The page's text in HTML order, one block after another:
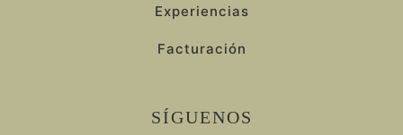
Experiencias
Facturación
SÍGUENOS